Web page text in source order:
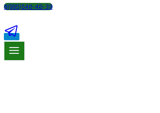
8(995)546-46-39